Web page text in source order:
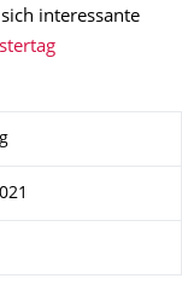
interessante